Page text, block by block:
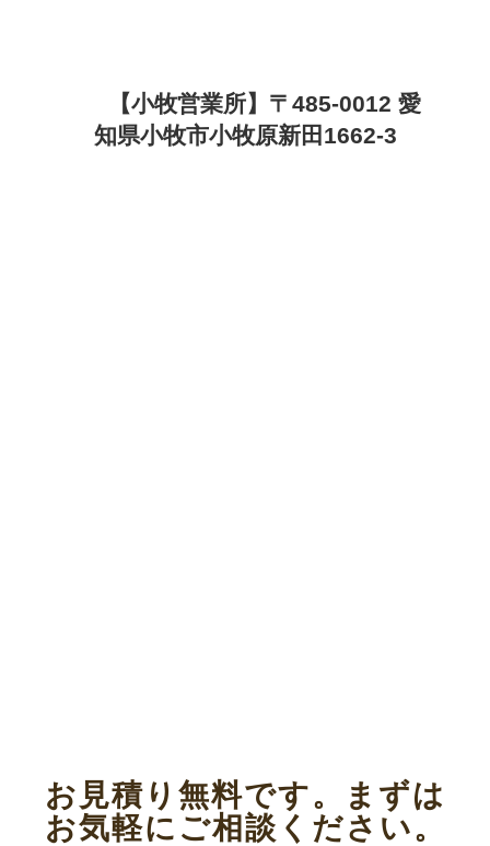
【小牧営業所】〒485-0012 愛
知県小牧市小牧原新田1662-3
お見積り無料です。まずは
お気軽にご相談ください。